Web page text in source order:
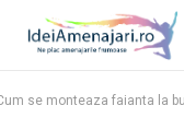
se monteaza faianta la